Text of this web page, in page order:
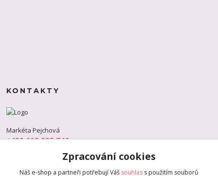
KONTAKTY
Markéta Pejchová
+420 603 925 746
info@s-dance.cz
Zpracování cookies
Náš e-shop a partneři potřebují Váš souhlas s použitím souborů